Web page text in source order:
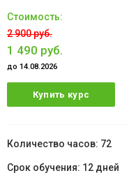
2 900 руб.
1 490 руб.
до 14.08.2026
Купить курс
72
12 дней